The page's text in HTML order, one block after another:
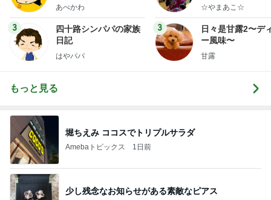
あべかわ
3
四十路シンパパの家族
日記
はやパパ
☆やまあこ☆
3
日々是甘露2〜デ
ー風味〜
甘露
もっと見る
堀ちえみ ココスでトリプルサラダ
Amebaトピックス 1日前
少し残念なお知らせがある素敵なピアス